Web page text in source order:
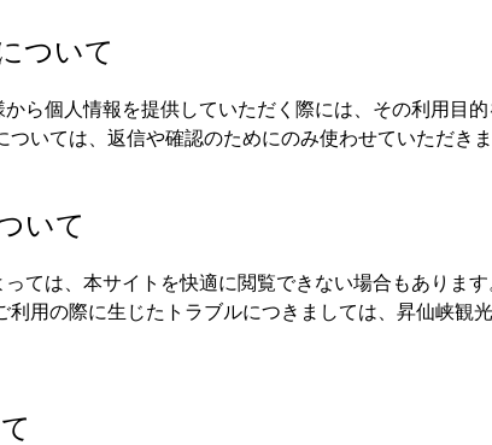
ついて
ら個人情報を提供していただく際には、その利用目
ついては、返信や確認のためにのみ使わせていただきま
いて
ては、本サイトを快適に閲覧できない場合もありま
利用の際に生じたトラブルにつきましては、昇仙峡観